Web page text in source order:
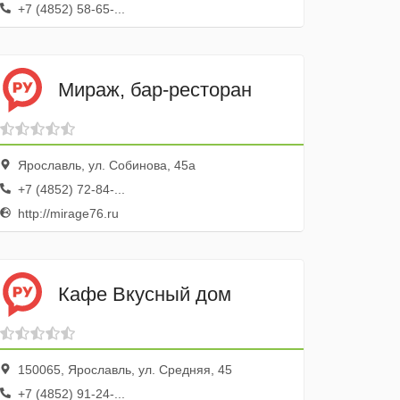
+7 (4852) 58-65-...
Мираж, бар-ресторан
Ярославль, ул. Собинова, 45а
+7 (4852) 72-84-...
http://mirage76.ru
Кафе Вкусный дом
150065, Ярославль, ул. Средняя, 45
+7 (4852) 91-24-...